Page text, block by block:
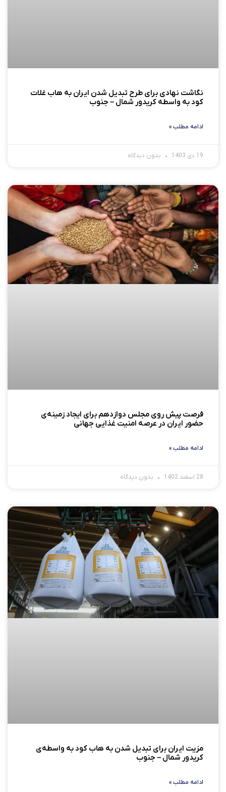
نگاشت نهادی برای طرح تبدیل شدن ایران به هاب غلات
کود به واسطه کریدور شمال – جنوب
ادامه مطلب »
19 دی 1403 بدون دیدگاه
فرصت پیش روی مجلس دوازدهم برای ایجاد زمینه‌ی
حضور ایران در عرصه امنیت غذایی جهانی
ادامه مطلب »
28 اسفند 1402 بدون دیدگاه
مزیت ایران برای تبدیل شدن به هاب کود به واسطه‌ی
کریدور شمال – جنوب
ادامه مطلب »